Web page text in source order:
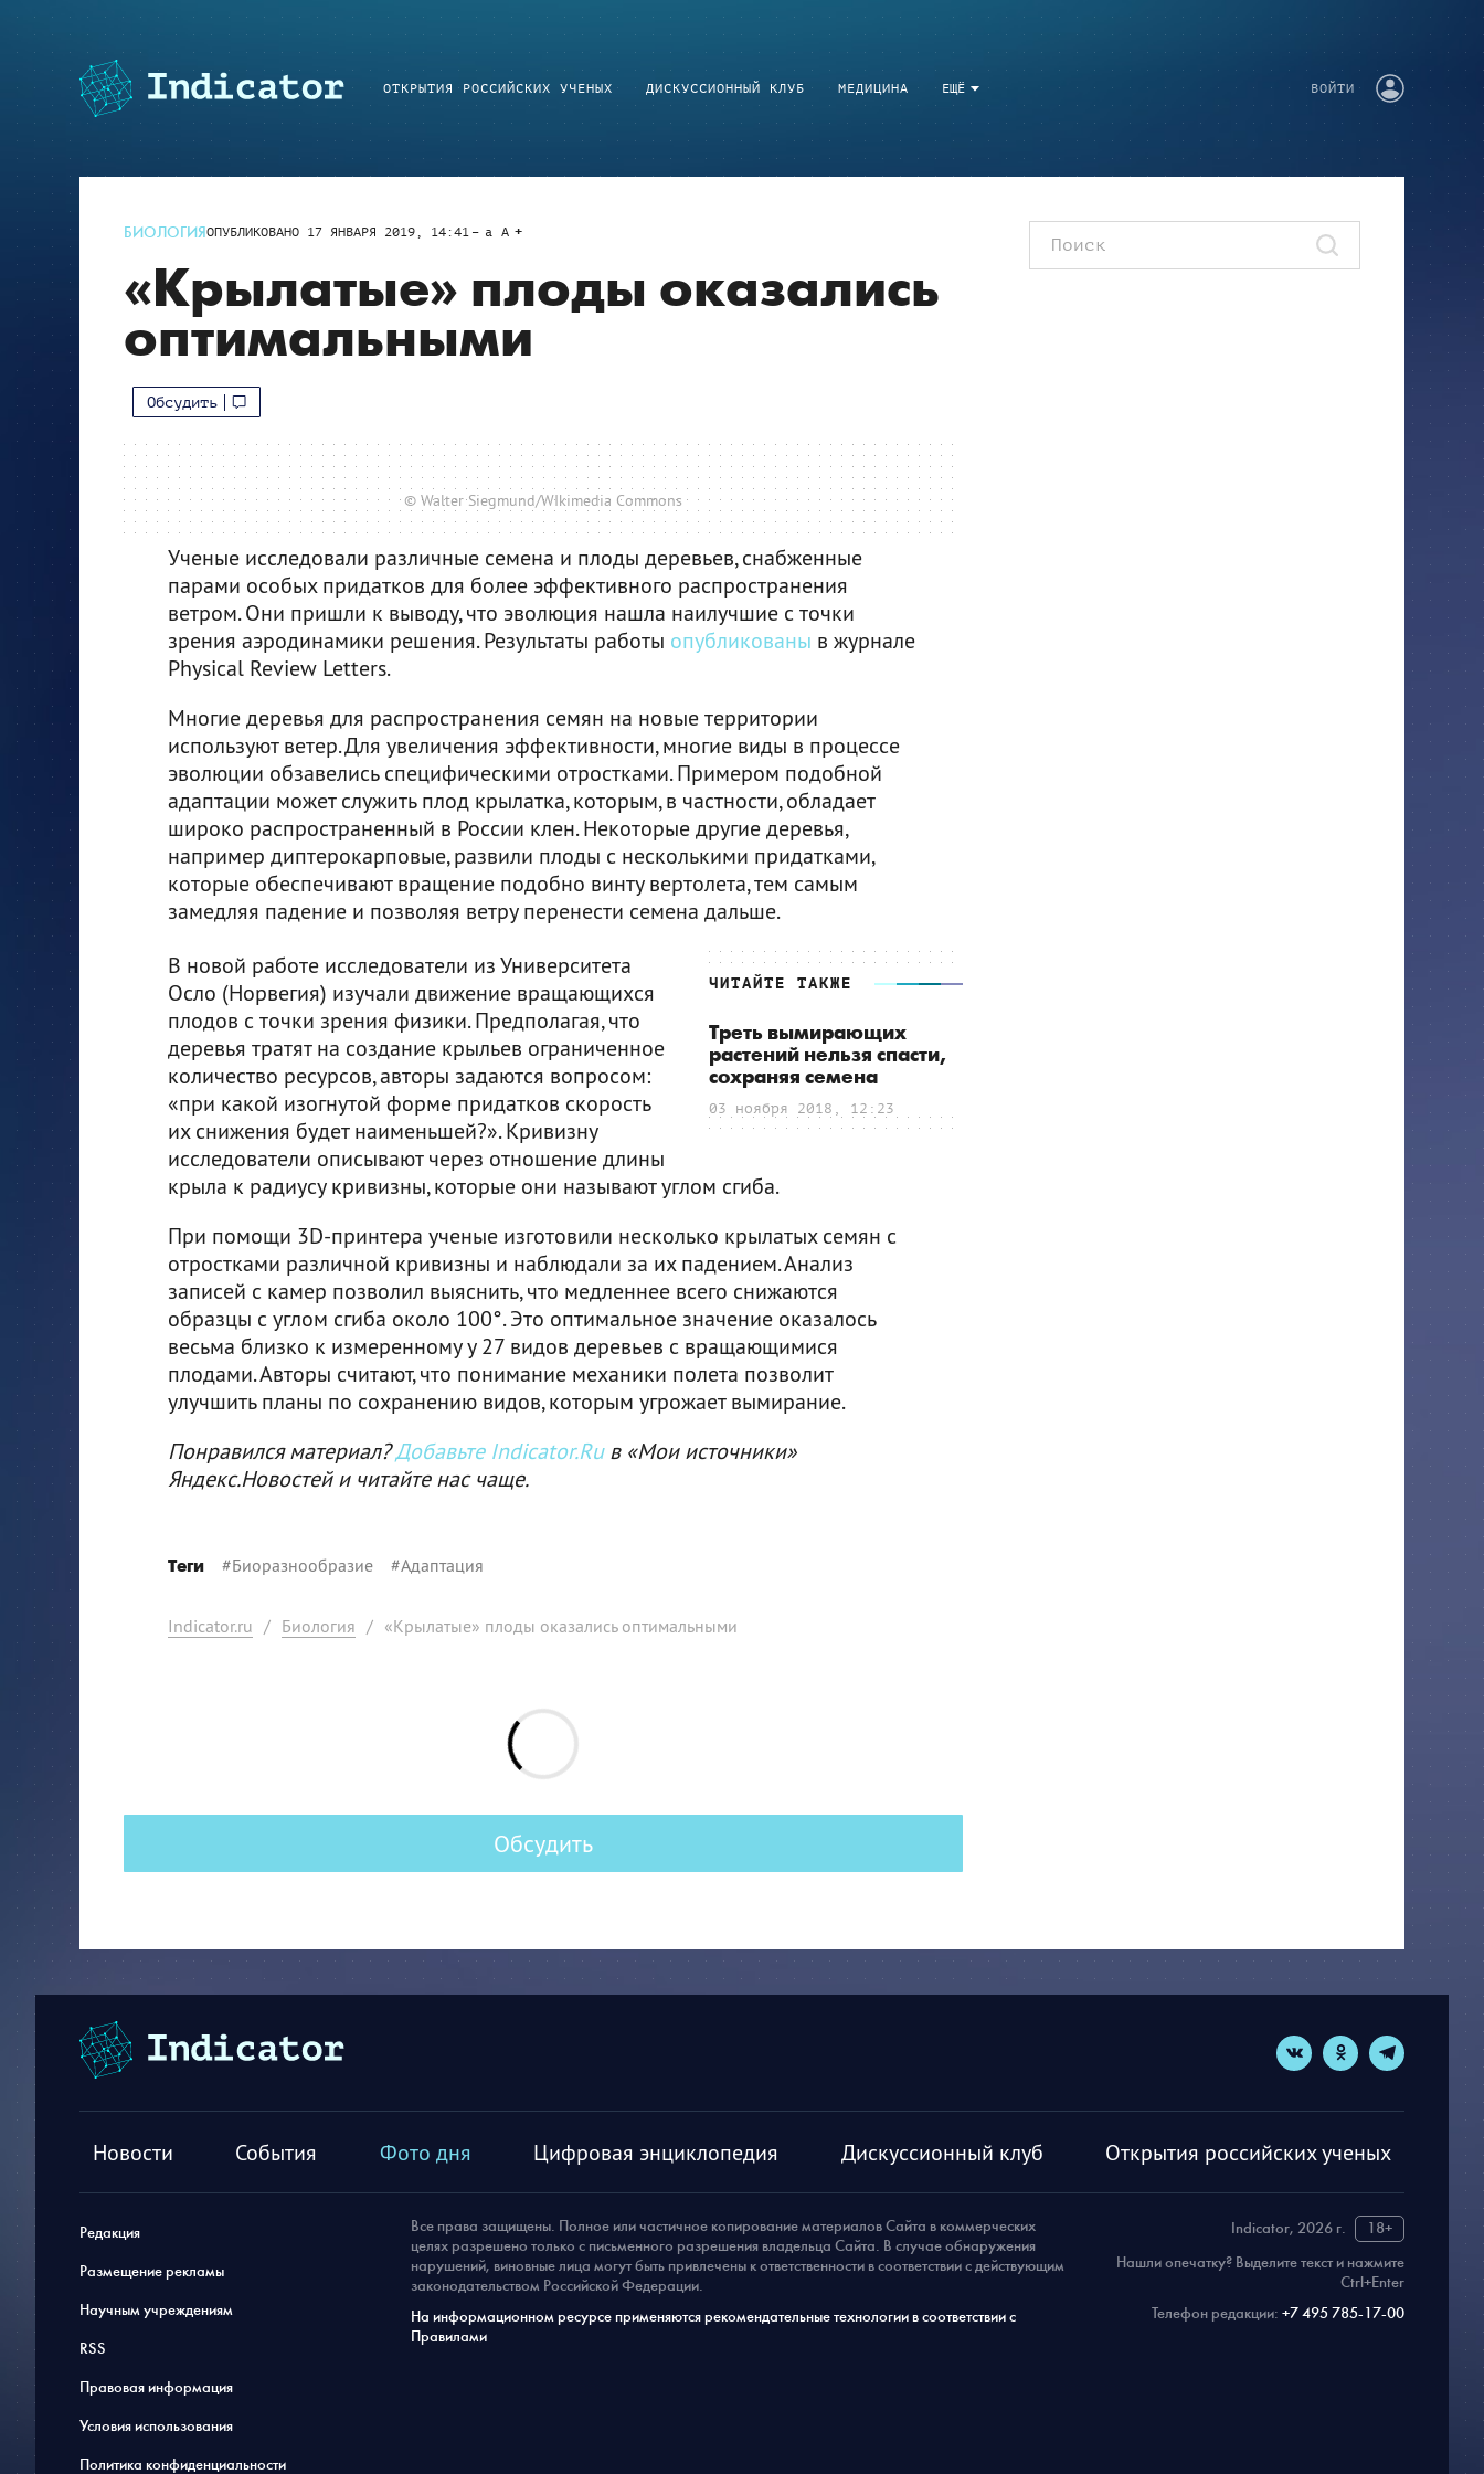
ЕЩЁ
ОТКРЫТИЯ РОССИЙСКИХ УЧЕНЫХ ДИСКУССИОННЫЙ КЛУБ МЕДИЦИНА ВОЙТИ
БИОЛОГИЯОПУБЛИКОВАНО 17 ЯНВАРЯ 2019, 14:41 a A
«Крылатые» плоды оказались
оптимальными
Обсудить
© Walter Siegmund/WIkimedia Commons
Ученые исследовали различные семена и плоды деревьев, снабженные
парами особых придатков для более эффективного распространения
ветром. Они пришли к выводу, что эволюция нашла наилучшие с точки
зрения аэродинамики решения. Результаты работы опубликованы в журнале
Physical Review Letters.
Многие деревья для распространения семян на новые территории
используют ветер. Для увеличения эффективности, многие виды в процессе
эволюции обзавелись специфическими отростками. Примером подобной
адаптации может служить плод крылатка, которым, в частности, обладает
широко распространенный в России клен. Некоторые другие деревья,
например диптерокарповые, развили плоды с несколькими придатками,
которые обеспечивают вращение подобно винту вертолета, тем самым
замедляя падение и позволяя ветру перенести семена дальше.
ЧИТАЙТЕ ТАКЖЕ
Треть вымирающих
растений нельзя спасти,
сохраняя семена
03 ноября 2018, 12:23
В новой работе исследователи из Университета
Осло (Норвегия) изучали движение вращающихся
плодов с точки зрения физики. Предполагая, что
деревья тратят на создание крыльев ограниченное
количество ресурсов, авторы задаются вопросом:
«при какой изогнутой форме придатков скорость
их снижения будет наименьшей?». Кривизну
исследователи описывают через отношение длины
крыла к радиусу кривизны, которые они называют углом сгиба.
При помощи 3D-принтера ученые изготовили несколько крылатых семян с
отростками различной кривизны и наблюдали за их падением. Анализ
записей с камер позволил выяснить, что медленнее всего снижаются
образцы с углом сгиба около 100°. Это оптимальное значение оказалось
весьма близко к измеренному у 27 видов деревьев с вращающимися
плодами. Авторы считают, что понимание механики полета позволит
улучшить планы по сохранению видов, которым угрожает вымирание.
Понравился материал?Добавьте Indicator.Ruв «Мои источники»
Яндекс.Новостей и читайте нас чаще.
Теги #Биоразнообразие #Адаптация
Indicator.ru / Биология / «Крылатые» плоды оказались оптимальными
Обсудить
Новости События Фото дня Цифровая энциклопедия Дискуссионный клуб Открытия российских ученых
Редакция
Размещение рекламы
Научным учреждениям
RSS
Правовая информация
Условия использования
Политика конфиденциальности
Indicator, 2026 г.
18+
Нашли опечатку? Выделите текст и нажмите
Ctrl+Enter
Телефон редакции: +7 495 785-17-00
Все права защищены. Полное или частичное копирование материалов Сайта в коммерческих
целях разрешено только с письменного разрешения владельца Сайта. В случае обнаружения
нарушений, виновные лица могут быть привлечены к ответственности в соответствии с действующим
законодательством Российской Федерации.
На информационном ресурсе применяются рекомендательные технологии в соответствии с
Правилами